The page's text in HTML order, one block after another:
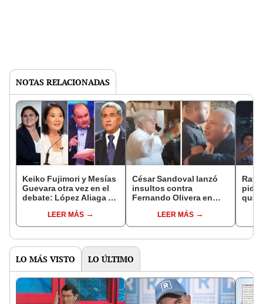
NOTAS RELACIONADAS
Keiko Fujimori y Mesías
Guevara otra vez en el
debate: López Aliaga y
la confrontación
LEER MÁS
César Sandoval lanzó
insultos contra
Fernando Olivera en
"Delincuente, corrupto"
LEER MÁS
pide
que
LO MÁS VISTO LO ÚLTIMO